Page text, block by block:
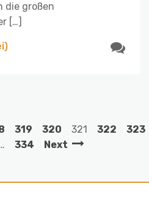
die großen
[…]
319 320 321 322
323
… 334 Next